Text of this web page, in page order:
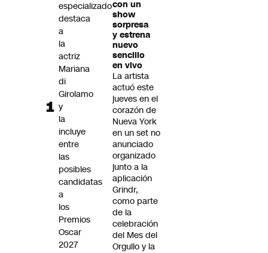
CNN tiempo
con un
show
sorpresa
y estrena
nuevo
sencillo
en vivo
La artista
actuó este
jueves en el
corazón de
Nueva York
en un set no
anunciado
organizado
junto a la
aplicación
Grindr,
como parte
de la
celebración
del Mes del
Orgullo y la
especializado
destaca
a
la
actriz
Mariana
di
Girolamo
y
la
incluye
entre
las
posibles
candidatas
a
los
Premios
Oscar
2027